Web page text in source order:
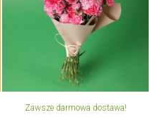
Zawsze darmowa dostawa!